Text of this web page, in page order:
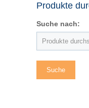
Produkte
Suche nach: